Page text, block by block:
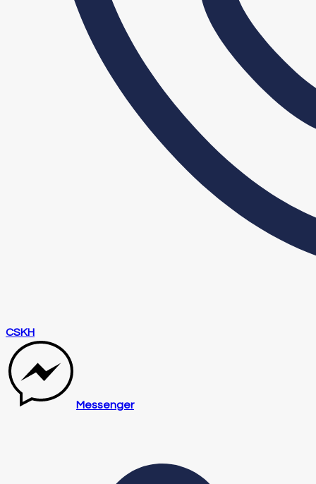
CSKH
Messenger